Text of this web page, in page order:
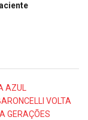
AZUL
VOLTA
GERAÇÕES